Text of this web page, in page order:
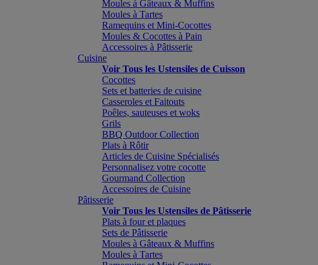
Moules à Gâteaux & Muffins
Moules à Tartes
Ramequins et Mini-Cocottes
Moules & Cocottes à Pain
Accessoires à Pâtisserie
Cuisine
Voir Tous les Ustensiles de Cuisson
Cocottes
Sets et batteries de cuisine
Casseroles et Faitouts
Poêles, sauteuses et woks
Grils
BBQ Outdoor Collection
Plats à Rôtir
Articles de Cuisine Spécialisés
Personnalisez votre cocotte
Gourmand Collection
Accessoires de Cuisine
Pâtisserie
Voir Tous les Ustensiles de Pâtisserie
Plats à four et plaques
Sets de Pâtisserie
Moules à Gâteaux & Muffins
Moules à Tartes